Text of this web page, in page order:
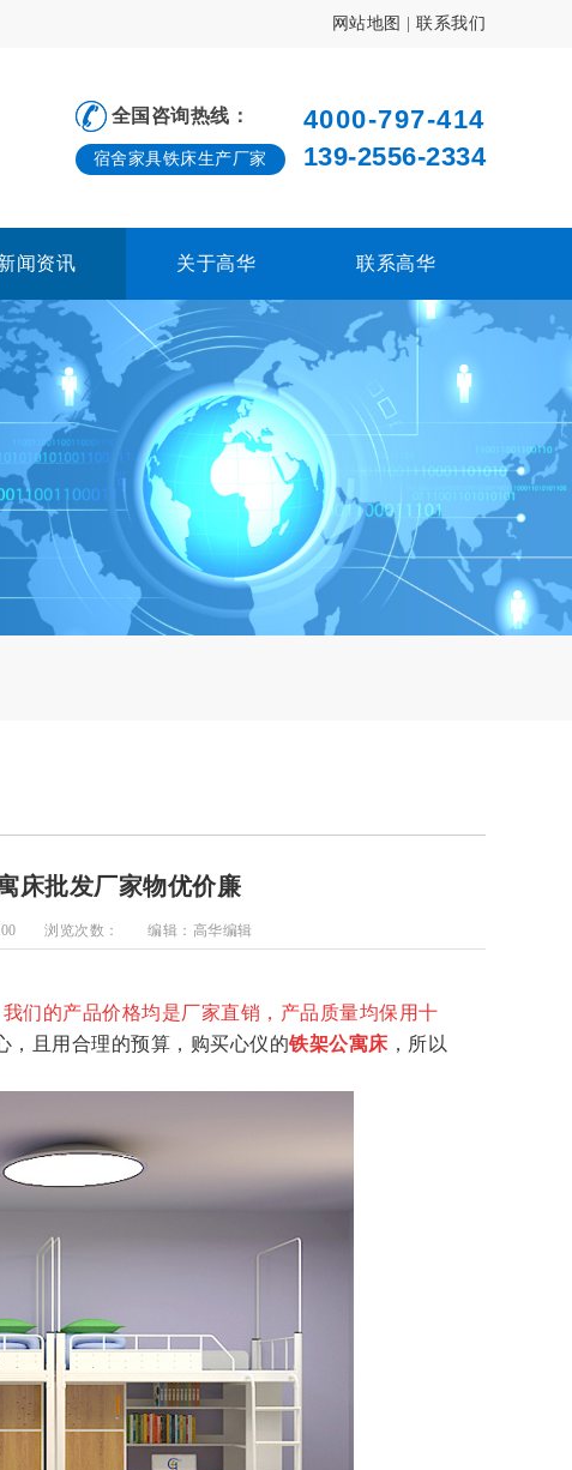
网站地图 联系我们
全国咨询热线：
宿舍家具铁床生产厂家
4000-797-414
139-2556-2334
闻资讯 关于高华 联系高华
床批发厂家物优价廉
浏览次数： 编辑：高华编辑
我们的产品价格均是厂家直销，产品质量均保用十
，且用合理的预算，购买心仪的铁架公寓床，所以